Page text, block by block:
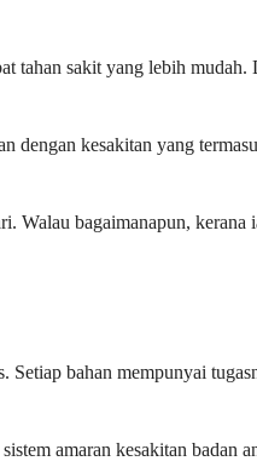
tahan sakit yang lebih
kesakitan yang
Walau bagaimanapun,
bahan mempunyai
amaran kesakitan badan